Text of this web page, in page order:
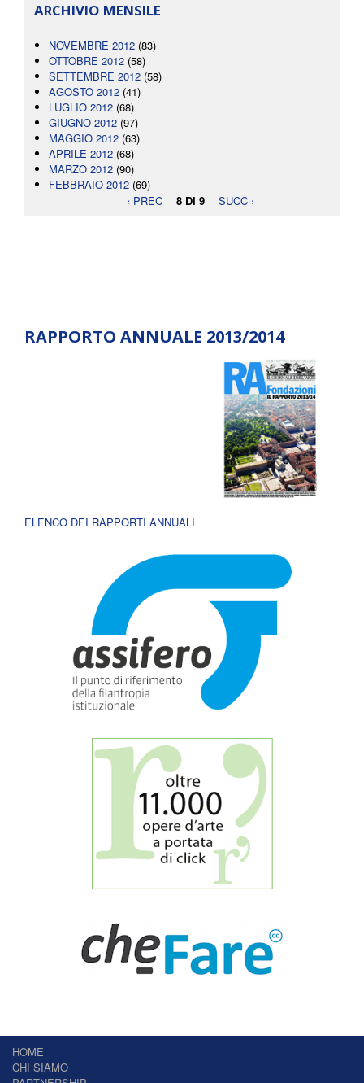
ARCHIVIO MENSILE
NOVEMBRE 2012 (83)
OTTOBRE 2012 (58)
SETTEMBRE 2012 (58)
AGOSTO 2012 (41)
LUGLIO 2012 (68)
GIUGNO 2012 (97)
MAGGIO 2012 (63)
APRILE 2012 (68)
MARZO 2012 (90)
FEBBRAIO 2012 (69)
‹ PREC
8 DI 9 SUCC ›
RAPPORTO ANNUALE 2013/2014
ELENCO DEI RAPPORTI ANNUALI
HOME
CHI SIAMO